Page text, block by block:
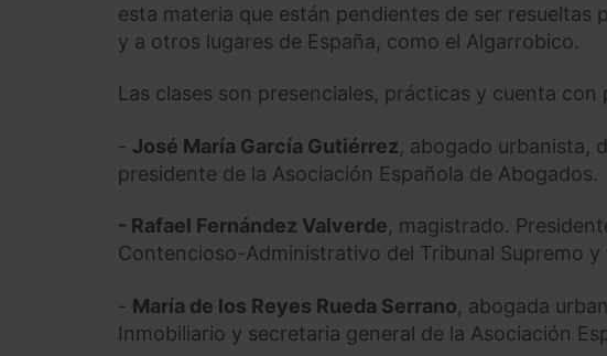
esta materia que están pendientes de ser resueltas
y a otros lugares de España, como el Algarrobico.
Las clases son presenciales, prácticas y cuenta
- José María García Gutiérrez, abogado urbanista,
presidente de la Asociación Española de Abogados.
- Rafael Fernández Valverde, magistrado.
Contencioso-Administrativo del Tribunal Supremo
- María de los Reyes Rueda Serrano, abogada
Inmobiliario y secretaria general de la Asociación